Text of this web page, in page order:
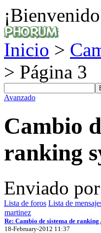
Inicio >
> Página 3
Avanzado
Cambio
ranking
Enviado por
Lista de foros Lista de
martinez
Re: Cambio de sistema de
18-February-2012 11:37